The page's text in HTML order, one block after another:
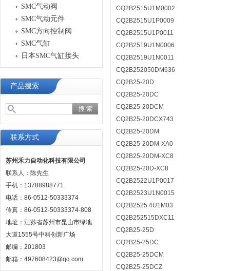
SMC气动阀
SMC气动元件
SMC方向控制阀
SMC气缸
日本SMC气缸接头
产品搜索
联系方式
苏州禾力自动化科技有限公司
联系人：陈先生
手机：13788988771
电话：86-0512-50333374
传真：86-0512-50333374-808
地址：江苏省苏州市昆山市绿地
大道1555号中科创新广场
邮编：201803
邮箱：497608423@qq.com
CQ2B2515U1M0002
CQ2B2515U1P0009
CQ2B2515U1P0011
CQ2B2519U1N0006
CQ2B2519U1N0011
CQ2B252050DM636
CQ2B25-20D
CQ2B25-20DC
CQ2B25-20DCM
CQ2B25-20DCX743
CQ2B25-20DM
CQ2B25-20DM-XA0
CQ2B25-20DM-XC8
CQ2B25-20D-XC8
CQ2B2522U1P0017
CQ2B2523U1N0015
CQ2B2525.4U1M03
CQ2B252515DXC11
CQ2B25-25D
CQ2B25-25DC
CQ2B25-25DCM
CQ2B25-25DCZ